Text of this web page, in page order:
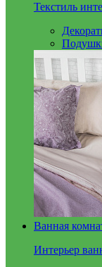
Текстиль
Ванная
Интерьер